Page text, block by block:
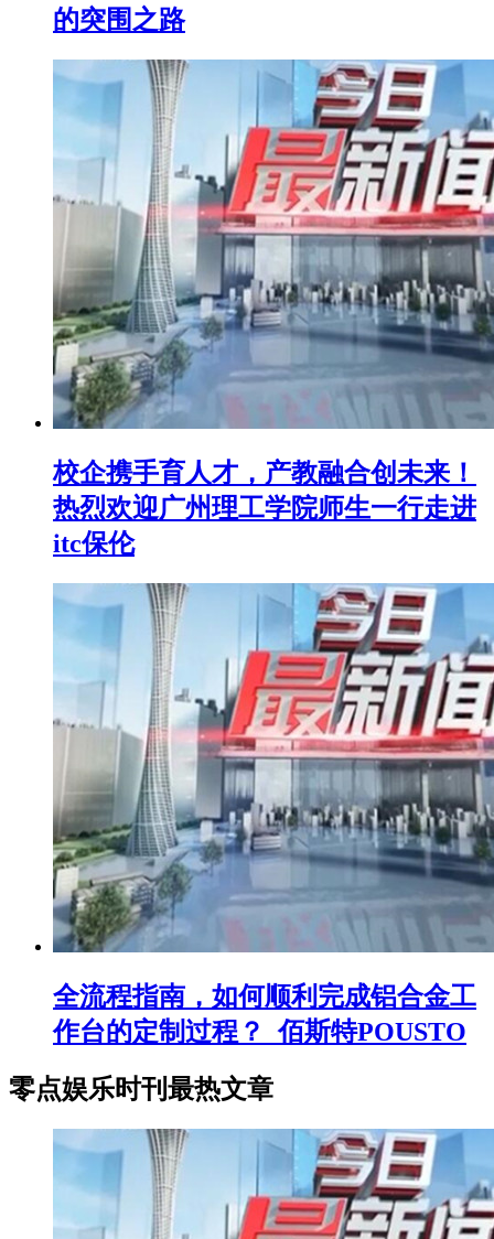
的突围之路
校企携手育人才，产教融合创未来！
热烈欢迎广州理工学院师生一行走进
itc保伦
全流程指南，如何顺利完成铝合金工
作台的定制过程？_佰斯特POUSTO
零点娱乐时刊最热文章